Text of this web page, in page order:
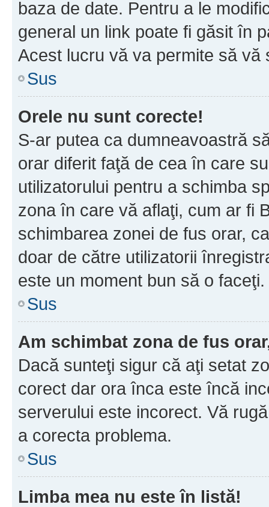
baza de date. Pentru a le
general un link poate fi găsit în
Acest lucru vă va permite să vă
Sus
Orele nu sunt corecte!
S-ar putea ca dumneavoastră
orar diferit faţă de cea în care
utilizatorului pentru a schimba
zona în care vă aflaţi, cum ar fi
schimbarea zonei de fus orar,
doar de către utilizatorii
este un moment bun să o faceţi.
Sus
Am schimbat zona de fus
Dacă sunteţi sigur că aţi setat
corect dar ora înca este încă
serverului este incorect. Vă
a corecta problema.
Sus
Limba mea nu este în listă!